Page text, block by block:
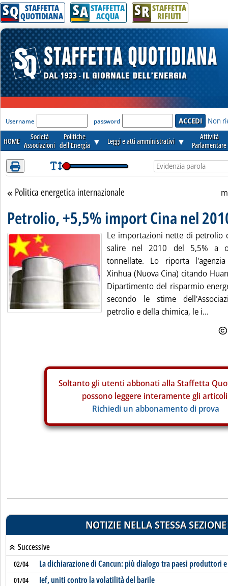
Attenzione! Esegui l'accesso per lèggere interamente la notizia.
SQ STAFFETTA
QUOTIDIANA SA STAFFETTA
ACQUA SR STAFFETTA
RIFIUTI
'Modulo Login per accedere'
Username password Non
HOME
Società
Associazioni
Politiche
dell'Energia ▼ Leggi e atti amministrativi ▼
Attività
Parlamentare
Torna alla sezione
Politica energetica internazionale
Petrolio, +5,5% import Cina nel
Le importazioni nette di petrolio
salire nel 2010 del 5,5% a
tonnellate. Lo riporta
Xinhua (Nuova Cina) citando
Dipartimento del risparmio
secondo le stime
petrolio e della chimica, le i...
Soltanto gli utenti abbonati alla Staffetta
possono leggere interamente gli
Richiedi un abbonamento di prova
NOTIZIE NELLA STESSA SEZIONE
Successive
02/04 La dichiarazione di Cancun: più dialogo tra paesi produttori
01/04 Ief, uniti contro la volatilità del barile